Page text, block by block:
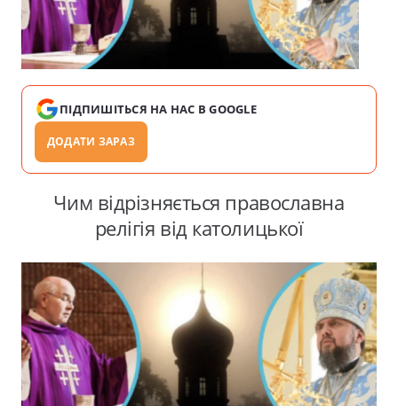
ПІДПИШІТЬСЯ НА НАС В GOOGLE
ДОДАТИ ЗАРАЗ
Чим відрізняється православна
релігія від католицької